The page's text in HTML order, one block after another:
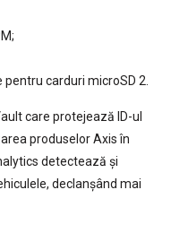
carduri microSD 2.
care protejează ID-ul
produselor Axis în
detectează și
declanșând mai